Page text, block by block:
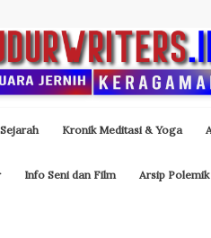
Kronik Meditasi & Yoga
Info Seni dan Film Arsip Polemik